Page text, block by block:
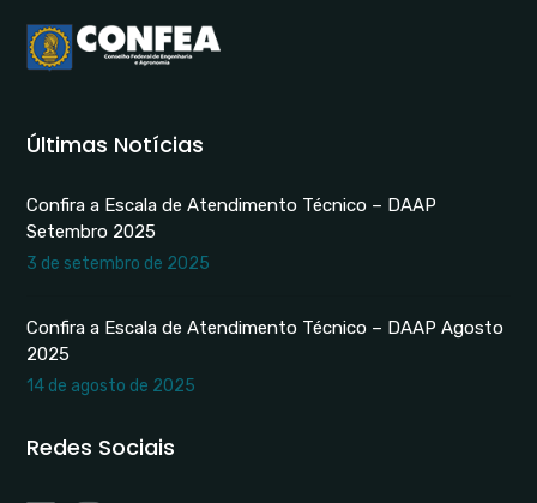
Últimas Notícias
Confira a Escala de Atendimento Técnico – DAAP
Setembro 2025
3 de setembro de 2025
Confira a Escala de Atendimento Técnico – DAAP Agosto
2025
14 de agosto de 2025
Redes Sociais